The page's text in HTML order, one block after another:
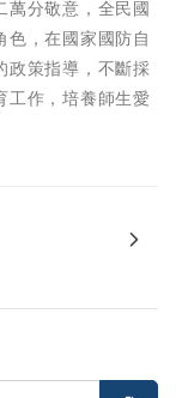
萬分敬意，全民國
色，在國家國防自
政策指導，不斷採
工作，培養師生愛